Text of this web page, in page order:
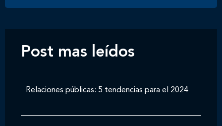
Novedades
Contáctanos
Post mas leídos
Relaciones públicas: 5 tendencias para el 2024